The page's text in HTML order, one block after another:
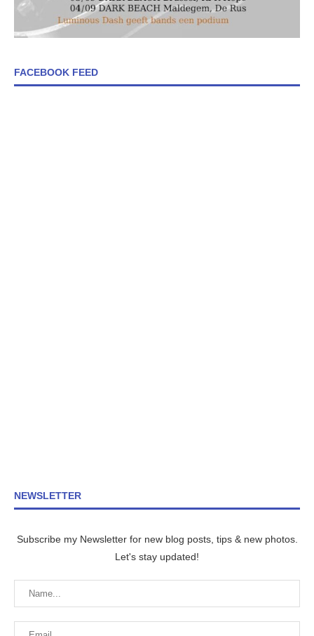
FACEBOOK FEED
NEWSLETTER
Subscribe my Newsletter for new blog posts, tips & new photos.
Let's stay updated!